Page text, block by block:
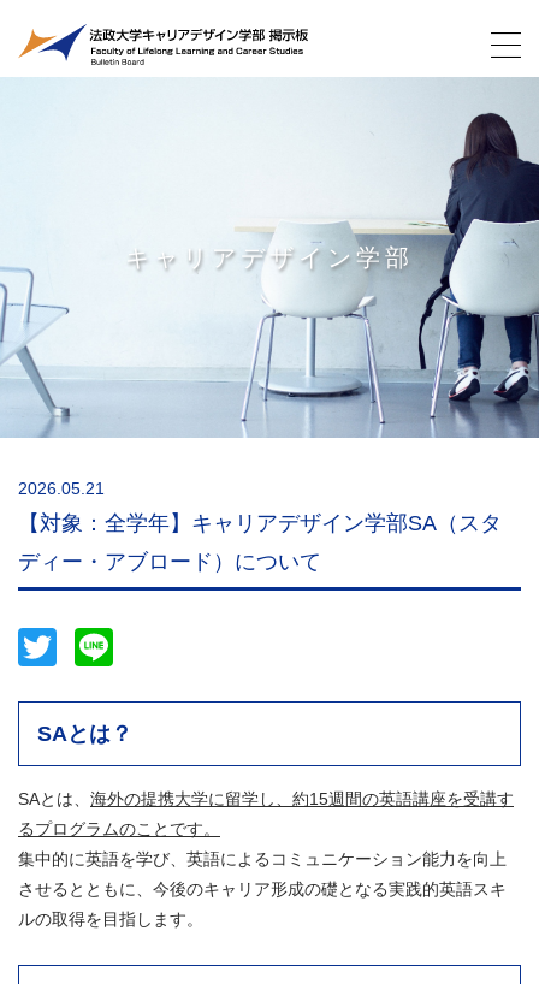
キャリアデザイン学部
2026.05.21
【対象：全学年】キャリアデザイン学部SA（スタ
ディー・アブロード）について
Twitter
SAとは？
SAとは、 海外の提携大学に留学し、約15週間の英語講座を受講す
るプログラムのことです。
集中的に英語を学び、英語によるコミュニケーション能力を向上
させるとともに、今後のキャリア形成の礎となる実践的英語スキ
ルの取得を目指します。